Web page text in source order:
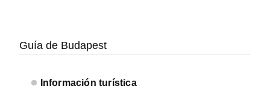
lateral
Guía de Budapest
Información turística